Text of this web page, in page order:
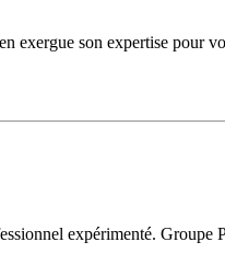
exergue son expertise pour
expérimenté. Groupe